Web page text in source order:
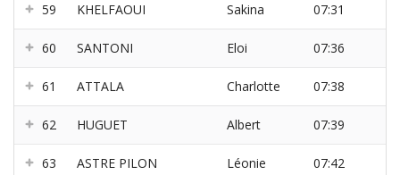
59 KHELFAOUI Sakina 07:31
60 SANTONI Eloi 07:36
61 ATTALA Charlotte 07:38
62 HUGUET Albert 07:39
63 ASTRE PILON Léonie 07:42